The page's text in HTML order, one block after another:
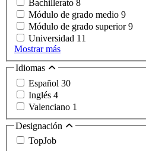
Bachillerato 8
Módulo de grado medio 9
Módulo de grado superior9
Universidad 11
Mostrar más
Idiomas
Español 30
Inglés 4
Valenciano 1
Designación
TopJob